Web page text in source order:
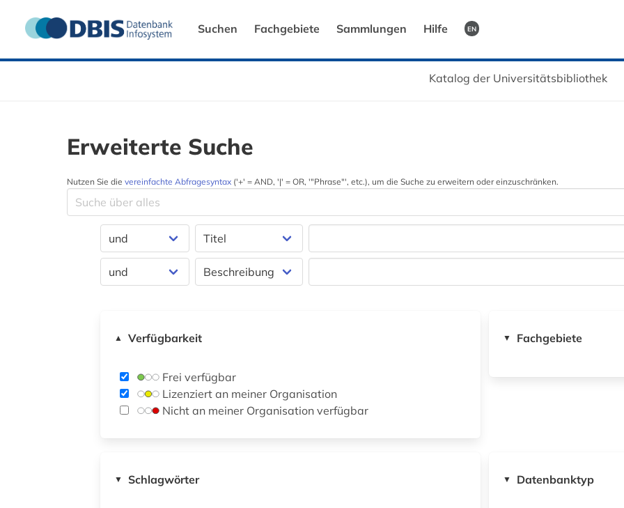
Suchen Fachgebiete Sammlungen Hilfe EN
Katalog der Universitätsbibliothek
Erweiterte Suche
Nutzen Sie die vereinfachte Abfragesyntax ('+' = AND, '|' = OR, '"Phrase"', etc.), um die Suche zu erweitern oder einzuschränken.
▲ Verfügbarkeit
Frei verfügbar
Lizenziert an meiner Organisation
Nicht an meiner Organisation verfügbar
▼ Fachgebiete
▼ Schlagwörter ▼ Datenbanktyp